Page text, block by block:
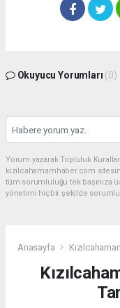
Okuyucu Yorumları (0)
Yorum yazarak Topluluk
kizilcahamamhaber.com
tüm sorumluluğu tek başınıza
yönetimi hiçbir şekilde
Anasayfa